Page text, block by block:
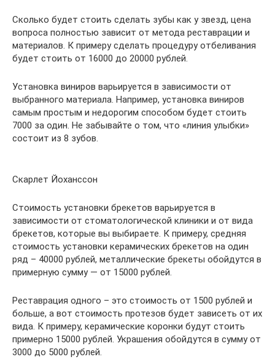
Сколько будет стоить сделать зубы как у звезд, цена
вопроса полностью зависит от метода реставрации и
материалов. К примеру сделать процедуру отбеливания
будет стоить от 16000 до 20000 рублей.
Установка виниров варьируется в зависимости от
выбранного материала. Например, установка виниров
самым простым и недорогим способом будет стоить
7000 за один. Не забывайте о том, что «линия улыбки»
состоит из 8 зубов.
Скарлет Йоханссон
Стоимость установки брекетов варьируется в
зависимости от стоматологической клиники и от вида
брекетов, которые вы выбираете. К примеру, средняя
стоимость установки керамических брекетов на один
ряд – 40000 рублей, металлические брекеты обойдутся в
примерную сумму — от 15000 рублей.
Реставрация одного – это стоимость от 1500 рублей и
больше, а вот стоимость протезов будет зависеть от их
вида. К примеру, керамические коронки будут стоить
примерно 15000 рублей. Украшения обойдутся в сумму от
3000 до 5000 рублей.